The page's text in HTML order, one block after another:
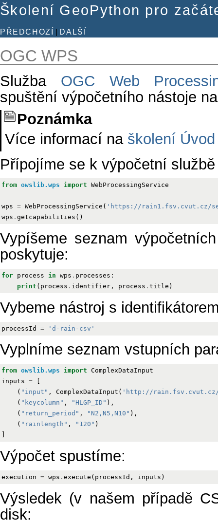
Školení GeoPython pro
PŘEDCHOZÍ DALŠÍ
OGC WPS
Služba OGC Web
spuštění výpočetního nástoje
Poznámka
Více informací na školení
Přípojíme se k výpočetní
from owslib.wps import WebProcessingService
wps = WebProcessingService ( 'https://rain1.fsv.cvut.cz/
wps . getcapabilities ()
Vypíšeme seznam
poskytuje:
for process in wps . processes :
print ( process . identifier , process . title )
Vybeme nástroj s
processId = 'd-rain-csv'
Vyplníme seznam vstupních
from owslib.wps import ComplexDataInput
inputs =
( "input" , ComplexDataInput ( 'http://rain.fsv.cvut.cz/
( "keycolumn" , "HLGP_ID" ),
( "return_period" , "N2,N5,N10" ),
( "rainlength" , "120" )
Výpočet spustíme:
execution = wps . execute ( processId , inputs )
Výsledek (v našem případě
disk: